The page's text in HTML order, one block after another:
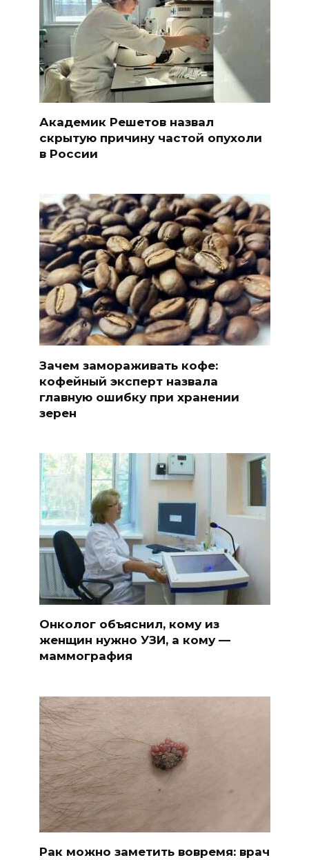
Академик Решетов назвал
скрытую причину частой опухоли
в России
Зачем замораживать кофе:
кофейный эксперт назвала
главную ошибку при хранении
зерен
Онколог объяснил, кому из
женщин нужно УЗИ, а кому —
маммография
Рак можно заметить вовремя: врач